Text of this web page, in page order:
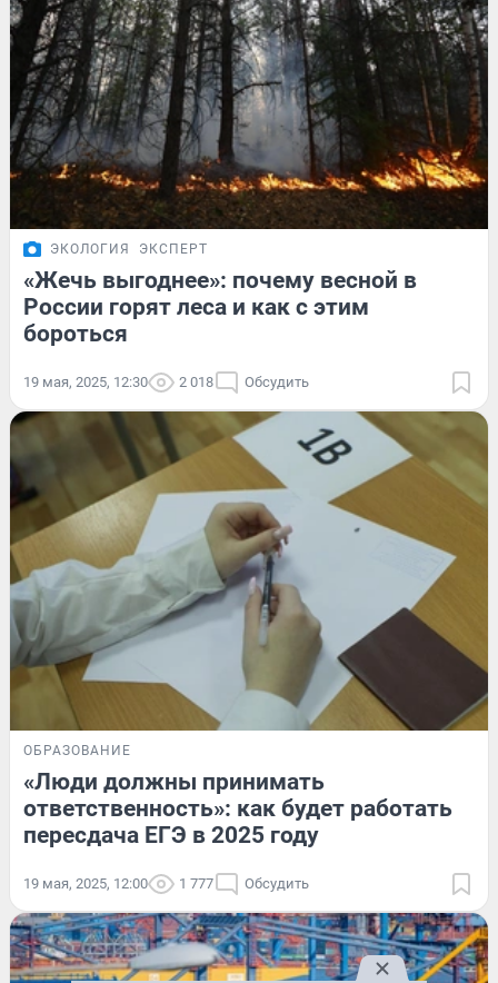
ЭКОЛОГИЯ ЭКСПЕРТ
«Жечь выгоднее»: почему весной в
России горят леса и как с этим
бороться
19 мая, 2025, 12:30 2 018 Обсудить
ОБРАЗОВАНИЕ
«Люди должны принимать
ответственность»: как будет работать
пересдача ЕГЭ в 2025 году
19 мая, 2025, 12:00 1 777 Обсудить